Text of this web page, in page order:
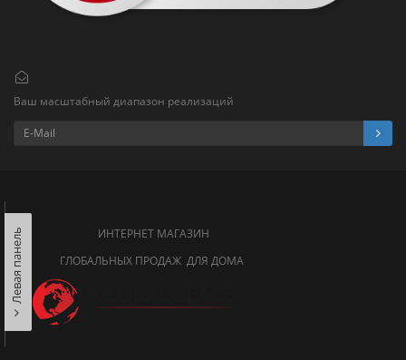
Ваш масштабный диапазон реализаций
ИНТЕРНЕТ МАГАЗИН
ГЛОБАЛЬНЫХ ПРОДАЖ ДЛЯ ДОМА
Левая панель